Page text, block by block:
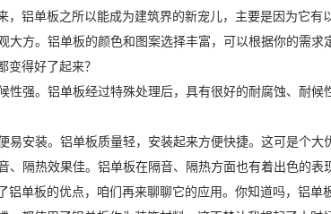
，铝单板之所以能成为建筑界的新宠儿，主要是因为它有
大方。铝单板的颜色和图案选择丰富，可以根据你的需
变得好了起来？
性强。铝单板经过特殊处理后，具有很好的耐腐蚀、耐
易安装。铝单板质量轻，安装起来方便快捷。这可是个大
、隔热效果佳。铝单板在隔音、隔热方面也有着出色的
铝单板的优点，咱们再来聊聊它的应用。你知道吗，铝